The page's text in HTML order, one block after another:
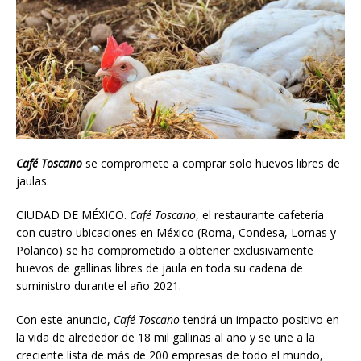
Café Toscano se compromete a comprar solo huevos libres de
jaulas.
CIUDAD DE MÉXICO. Café Toscano, el restaurante cafetería
con cuatro ubicaciones en México (Roma, Condesa, Lomas y
Polanco) se ha comprometido a obtener exclusivamente
huevos de gallinas libres de jaula en toda su cadena de
suministro durante el año 2021.
Con este anuncio, Café Toscanotendrá un impacto positivo en
la vida de alrededor de 18 mil gallinas al año y se une a la
creciente lista de más de 200 empresas de todo el mundo,